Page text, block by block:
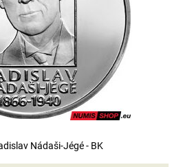
Nádaši-Jégé - BK